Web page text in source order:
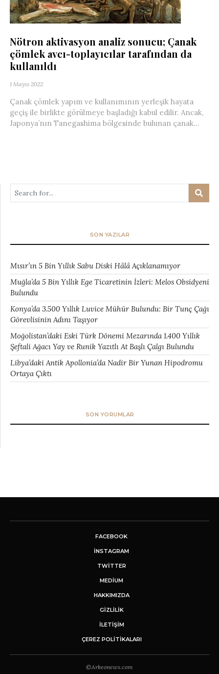
Nötron aktivasyon analiz sonucu; Çanak
çömlek avcı-toplayıcılar tarafından da
kullanıldı
1 Mayıs 2022
Çanak çömlek yapım ve kullanımının yerleşik hayata
geçiş ile birlikte görülmeye başladığı kabul edilir. Ancak,
Japonya’nın Tanegashima bölgesinde bulunan çanak...
SON YAZILAR
Mısır’ın 5 Bin Yıllık Sabu Diski Hâlâ Açıklanamıyor
Muğla’da 5 Bin Yıllık Ege Ticaretinin İzleri: Melos Obsidyeni
Bulundu
Konya’da 3.500 Yıllık Luvice Mühür Bulundu: Bir Tunç Çağı
Görevlisinin Adını Taşıyor
Moğolistan’daki Eski Türk Dönemi Mezarında 1.400 Yıllık
Şeftali Ağacı Yay ve Runik Yazıtlı At Başlı Çalgı Bulundu
Libya’daki Antik Apollonia’da Nadir Bir Yunan Hipodromu
Ortaya Çıktı
SON YORUMLAR
FACEBOOK
INSTAGRAM
TWITTER
MEDIUM
HAKKIMIZDA
GİZLİLİK
İLETIŞIM
ÇEREZ POLITIKALARI
©Arkeonews.com